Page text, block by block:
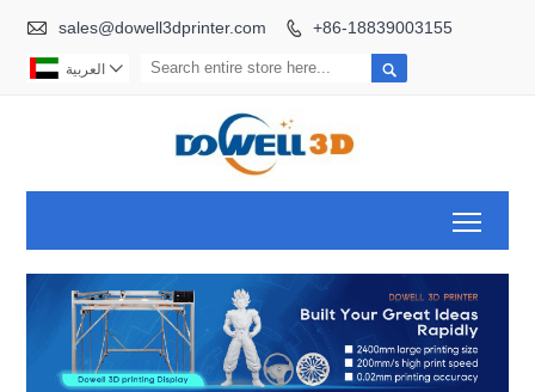
 sales@dowell3dprinter.com  +86-18839003155
 العربية 